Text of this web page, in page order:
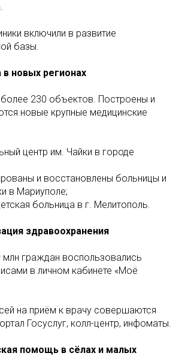
включили в развитие
базы.
новых регионах
230 объектов. Построены и
новые крупные медицинские
центр им. Чайки в городе
и восстановлены больницы и
в Мариуполе;
больница в г. Мелитополь.
здравоохранения
млн граждан воспользовались
в личном кабинете «Моё
на приём к врачу совершаются
Госуслуг, колл-центр, инфоматы.
помощь в сёлах и малых